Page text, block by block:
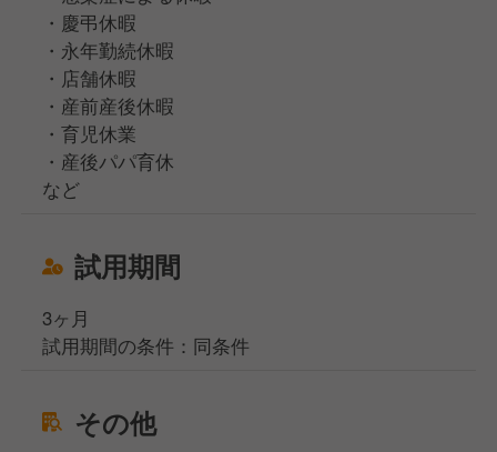
・慶弔休暇
・永年勤続休暇
・店舗休暇
・産前産後休暇
・育児休業
・産後パパ育休
など
試用期間
3ヶ月
試用期間の条件：同条件
その他